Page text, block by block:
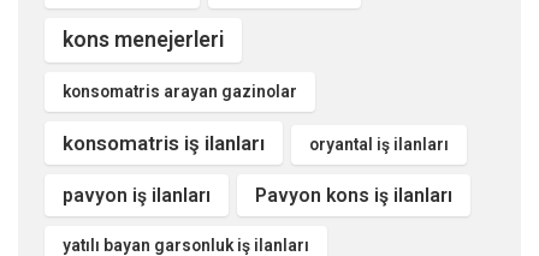
kons menejerleri
konsomatris arayan gazinolar
konsomatris iş ilanları oryantal iş ilanları
pavyon iş ilanları Pavyon kons iş ilanları
yatılı bayan garsonluk iş ilanları